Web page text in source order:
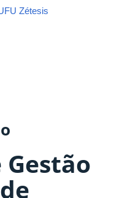
Zétesis